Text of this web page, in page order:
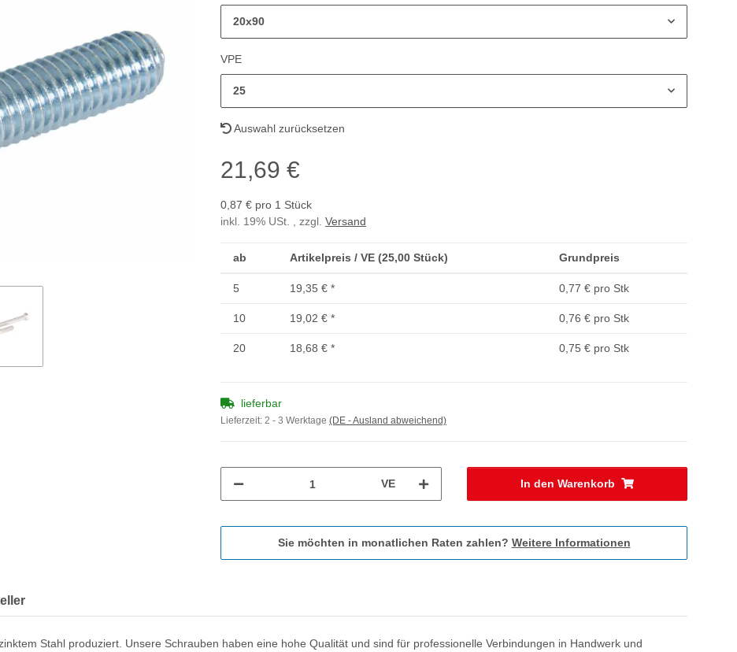
20x90
VPE
25
Auswahl zurücksetzen
21,69 €
0,87 € pro 1 Stück
inkl. 19% USt. , zzgl. Versand
ab Artikelpreis / VE (25,00 Stück) Grundpreis
5 19,35 € * 0,77 € pro Stk
10 19,02 € * 0,76 € pro Stk
20 18,68 € * 0,75 € pro Stk
lieferbar
Lieferzeit: 2 - 3 Werktage (DE - Ausland abweichend)
VE In den Warenkorb
Sie möchten in monatlichen Raten zahlen? Weitere Informationen
Stahl produziert. Unsere Schrauben haben eine hohe Qualität und sind für professionelle Verbindungen in Handwerk und